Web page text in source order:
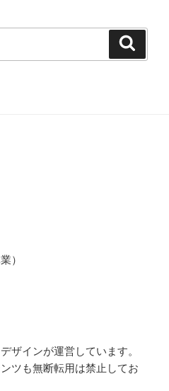
）
ザインが運営しています。
ツも無断転用は禁止してお